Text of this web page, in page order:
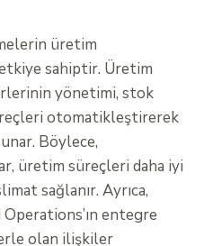
üretim
sahiptir. Üretim
yönetimi, stok
otomatikleştirerek
Böylece,
üretim süreçleri daha iyi
sağlanır. Ayrıca,
entegre
olan ilişkiler